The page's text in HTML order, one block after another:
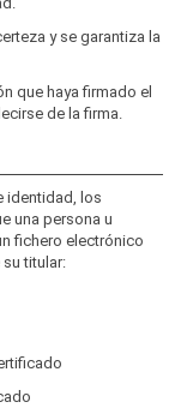
y se garantiza la
que haya firmado el
de la firma.
identidad, los
una persona u
fichero electrónico
titular: